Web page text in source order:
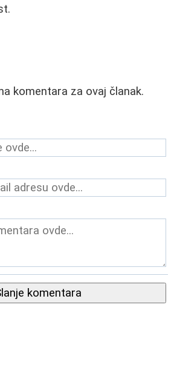
komentara za ovaj članak.
komentara